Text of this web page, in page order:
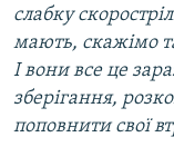
слабку
мають, скажімо
І вони все це
зберігання,
поповнити свої